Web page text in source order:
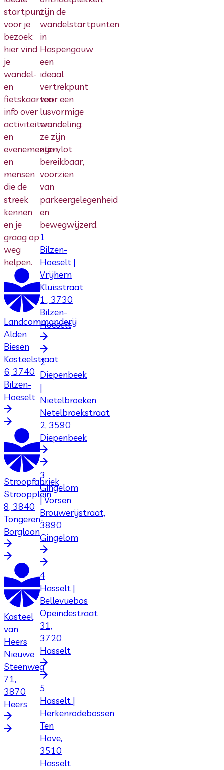
startpunt
voor je
bezoek:
hier vind
je
wandel-
en
fietskaarten,
info over
activiteiten
en
evenementen,
en
mensen
die de
streek
kennen
en je
graag op
weg
helpen.
Landcommanderij
Alden
Biesen
Kasteelstraat
6, 3740
Bilzen-
Hoeselt
Stroopfabriek
Stroopplein
8, 3840
Tongeren-
Borgloon
Kasteel
van
Heers
Nieuwe
Steenweg
71,
3870
Heers
zijn de
wandelstartpunten
in
Haspengouw
een
ideaal
vertrekpunt
voor een
lusvormige
wandeling:
ze zijn
zijn vlot
bereikbaar,
voorzien
van
parkeergelegenheid
en
bewegwijzerd.
1
Bilzen-
Hoeselt |
Vrijhern
Kluisstraat
1 , 3730
Bilzen-
Hoeselt
2
Diepenbeek
|
Nietelbroeken
Netelbroekstraat
2, 3590
Diepenbeek
3
Gingelom
| Vorsen
Brouwerijstraat,
3890
Gingelom
4
Hasselt |
Bellevuebos
Opeindestraat
31,
3720
Hasselt
5
Hasselt |
Herkenrodebossen
Ten
Hove,
3510
Hasselt